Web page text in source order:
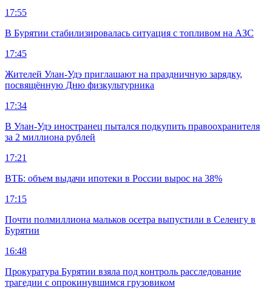
17:55
В Бурятии стабилизировалась ситуация с топливом на АЗС
17:45
Жителей Улан-Удэ приглашают на праздничную зарядку,
посвящённую Дню физкультурника
17:34
В Улан-Удэ иностранец пытался подкупить правоохранителя
за 2 миллиона рублей
17:21
ВТБ: объем выдачи ипотеки в России вырос на 38%
17:15
Почти полмиллиона мальков осетра выпустили в Селенгу в
Бурятии
16:48
Прокуратура Бурятии взяла под контроль расследование
трагедии с опрокинувшимся грузовиком